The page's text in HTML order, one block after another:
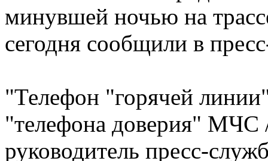
минувшей ночью на
сегодня сообщили в
"Телефон "горячей
"телефона доверия" МЧС
руководитель пресс-